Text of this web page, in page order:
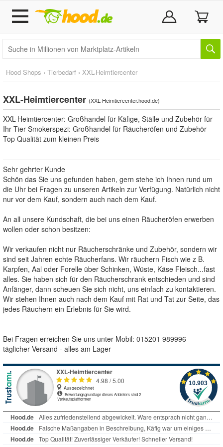
Hood Shops › Tierbedarf › XXL-Heimtiercenter
XXL-Heimtiercenter (XXL-Heimtiercenter.hood.de)
XXL-Heimtiercenter: Großhandel für Käfige, Ställe und Zubehör für
Ihr Tier Smokerspezi: Großhandel für Räucheröfen und Zubehör
Top Qualität zum kleinen Preis
Sehr gehrter Kunde
Schön das Sie uns gefunden haben, gern stehe ich Ihnen rund um
die Uhr bei Fragen zu unseren Artikeln zur Verfügung. Natürlich nicht
nur vor dem Kauf, sondern auch nach dem Kauf.
An all unsere Kundschaft, die bei uns einen Räucheröfen erwerben
wollen oder schon besitzen:
Wir verkaufen nicht nur Räucherschränke und Zubehör, sondern wir
sind seit Jahren echte Räucherfans. Wir räuchern Fisch wie z B.
Karpfen, Aal oder Forelle über Schinken, Wüste, Käse Fleisch...fast
alles. Sie haben sich für den Räucherschrank entschieden und sind
Anfänger, dann scheuen Sie sich nicht, uns einfach zu kontaktieren.
Wir stehen Ihnen auch nach dem Kauf mit Rat und Tat zur Seite, das
jedes Räuchern ein Erlebnis für Sie wird.
Bei Fragen erreichen Sie uns unter Mobil: 015201 989996
täglicher Versand - alles am Lager